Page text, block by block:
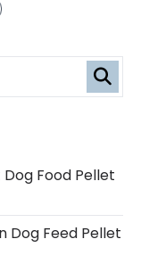
Food Pellet
Dog Feed Pellet